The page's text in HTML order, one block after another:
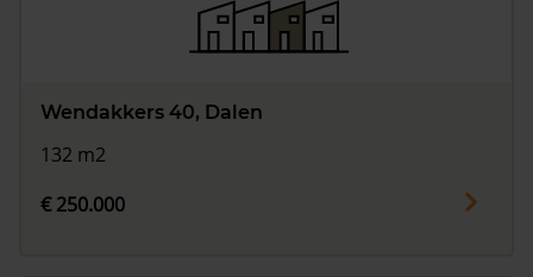
Wendakkers 40, Dalen
132 m2
€ 250.000